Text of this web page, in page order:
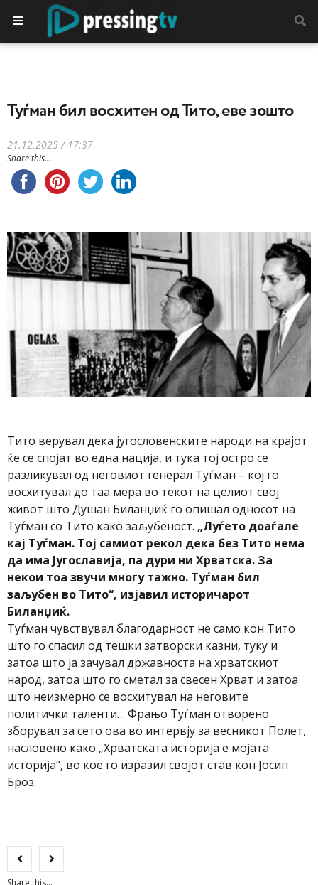
Туѓман бил восхитен од Тито, еве зошто
21.12.2025 / 17:37
Share this...
Тито верувал дека југословенските народи на крајот
ќе се спојат во една нација, и тука тој остро се
разликувал од неговиот генерал Туѓман – кој го
восхитувал до таа мера во текот на целиот свој
живот што Душан Биланџиќ го опишал односот на
Туѓман со Тито како заљубеност. „Луѓето доаѓале
кај Туѓман. Тој самиот рекол дека без Тито нема
да има Југославија, па дури ни Хрватска. За
некои тоа звучи многу тажно. Туѓман бил
заљубен во Тито“, изјавил историчарот
Биланџиќ.
Туѓман чувствувал благодарност не само кон Тито
што го спасил од тешки затворски казни, туку и
затоа што ја зачувал државноста на хрватскиот
народ, затоа што го сметал за свесен Хрват и затоа
што неизмерно се восхитувал на неговите
политички таленти… Фрањо Туѓман отворено
зборувал за сето ова во интервју за весникот Полет,
насловено како „Хрватската историја е мојата
историја“, во кое го изразил својот став кон Јосип
Броз.
Share this...